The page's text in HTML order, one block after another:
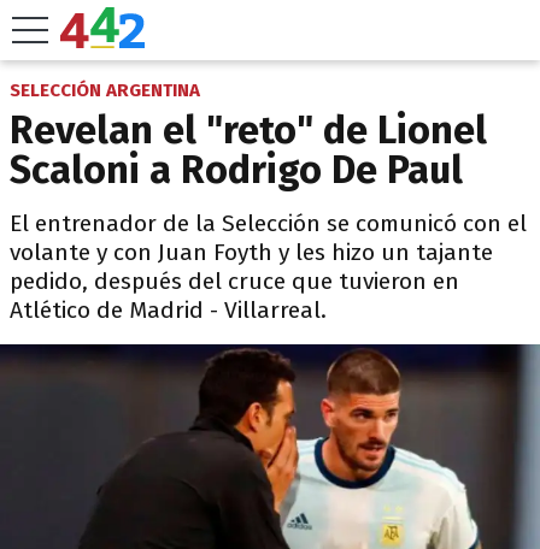
SELECCIÓN ARGENTINA
Revelan el "reto" de Lionel
Scaloni a Rodrigo De Paul
El entrenador de la Selección se comunicó con el
volante y con Juan Foyth y les hizo un tajante
pedido, después del cruce que tuvieron en
Atlético de Madrid - Villarreal.